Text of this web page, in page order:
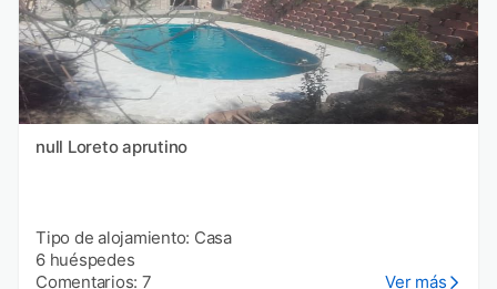
null Loreto aprutino
Tipo de alojamiento: Casa
6 huéspedes
Comentarios: 7
Ver más